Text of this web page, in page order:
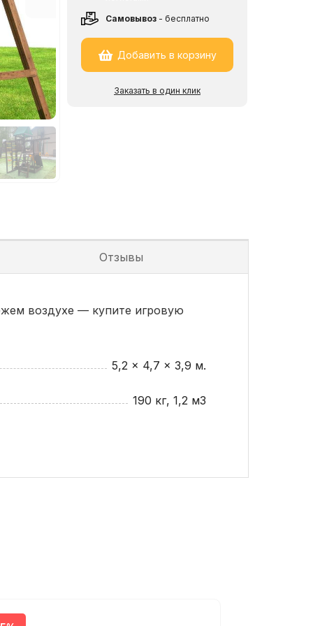
Cамовывоз - бесплатно
Добавить в корзину
Заказать в один клик
Отзывы
воздухе — купите игровую
5,2 x 4,7 x 3,9 м.
190 кг, 1,2 м3